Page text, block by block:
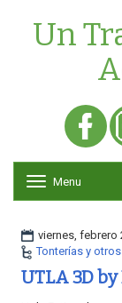
Un
Menu
viernes, febrero
Tonterías y
UTLA 3D